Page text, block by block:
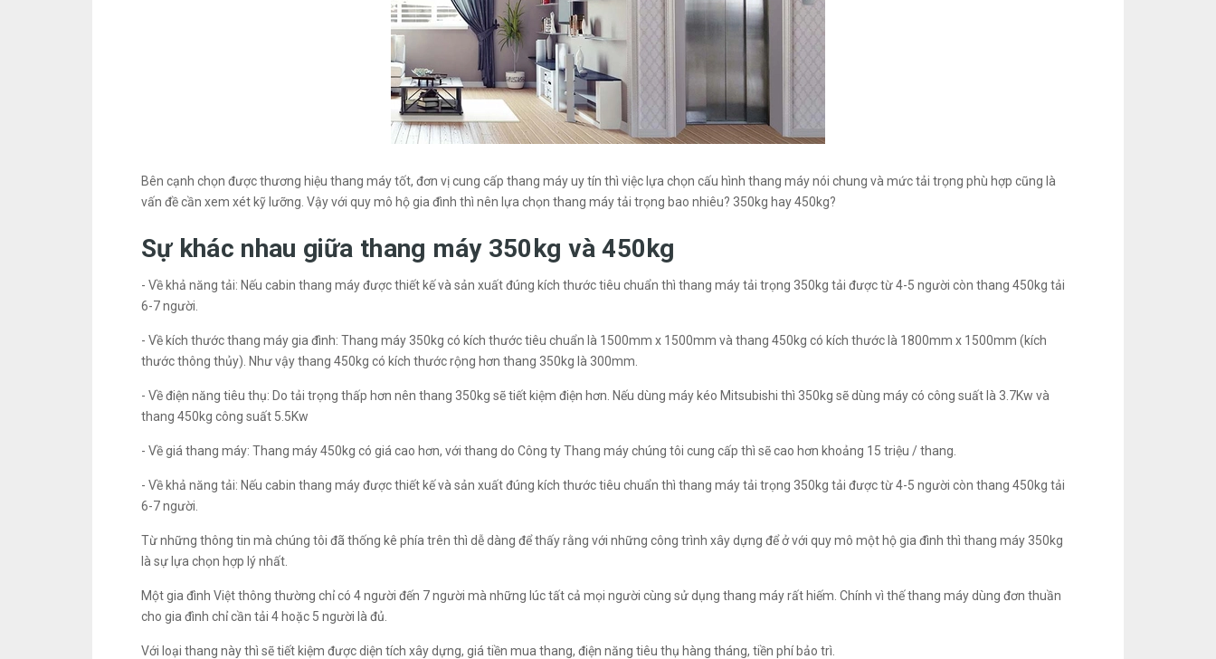
Bên cạnh chọn được thương hiệu thang máy tốt, đơn vị cung cấp thang máy uy tín thì việc lựa chọn cấu hình thang máy nói chung và mức tải trọng phù hợp cũng là
vấn đề cần xem xét kỹ lưỡng. Vậy với quy mô hộ gia đình thì nên lựa chọn thang máy tải trọng bao nhiêu? 350kg hay 450kg?
Sự khác nhau giữa thang máy 350kg và 450kg
- Về khả năng tải: Nếu cabin thang máy được thiết kế và sản xuất đúng kích thước tiêu chuẩn thì thang máy tải trọng 350kg tải được từ 4-5 người còn thang 450kg tải
6-7 người.
- Về kích thước thang máy gia đình: Thang máy 350kg có kích thước tiêu chuẩn là 1500mm x 1500mm và thang 450kg có kích thước là 1800mm x 1500mm (kích
thước thông thủy). Như vậy thang 450kg có kích thước rộng hơn thang 350kg là 300mm.
- Về điện năng tiêu thụ: Do tải trọng thấp hơn nên thang 350kg sẽ tiết kiệm điện hơn. Nếu dùng máy kéo Mitsubishi thì 350kg sẽ dùng máy có công suất là 3.7Kw và
thang 450kg công suất 5.5Kw
- Về giá thang máy: Thang máy 450kg có giá cao hơn, với thang do Công ty Thang máy chúng tôi cung cấp thì sẽ cao hơn khoảng 15 triệu / thang.
- Về khả năng tải: Nếu cabin thang máy được thiết kế và sản xuất đúng kích thước tiêu chuẩn thì thang máy tải trọng 350kg tải được từ 4-5 người còn thang 450kg tải
6-7 người.
Từ những thông tin mà chúng tôi đã thống kê phía trên thì dễ dàng để thấy rằng với những công trình xây dựng để ở với quy mô một hộ gia đình thì thang máy 350kg
là sự lựa chọn hợp lý nhất.
Một gia đình Việt thông thường chỉ có 4 người đến 7 người mà những lúc tất cả mọi người cùng sử dụng thang máy rất hiếm. Chính vì thế thang máy dùng đơn thuần
cho gia đình chỉ cần tải 4 hoặc 5 người là đủ.
Với loại thang này thì sẽ tiết kiệm được diện tích xây dựng, giá tiền mua thang, điện năng tiêu thụ hàng tháng, tiền phí bảo trì.